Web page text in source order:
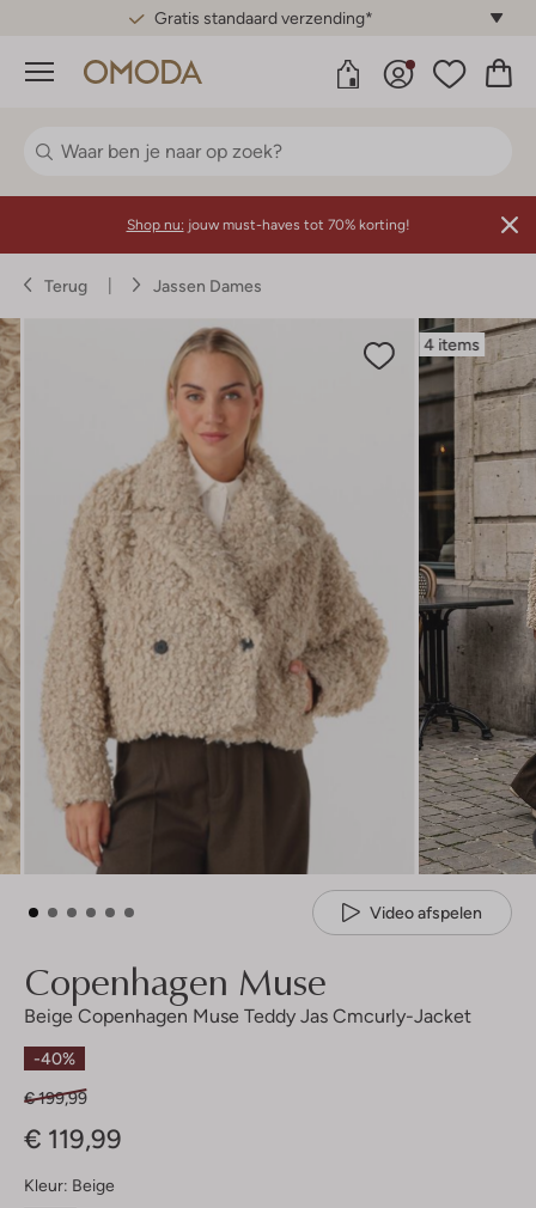
Gratis standaard verzending*
Menu
Shop nu: jouw must-haves tot 70% korting!
Terug Jassen Dames
4 items
Video afspelen
Copenhagen Muse
Beige Copenhagen Muse Teddy Jas Cmcurly-Jacket
-40%
€ 199,99
€ 119,99
Kleur: Beige